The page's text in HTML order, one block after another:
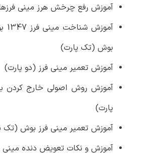
آموزش رفع چرخش هرز مینی
بوش (تک پارت)
آموزش تعمیر مینی فرز (دو پارت)
آموزش روش اصولی خارج کردن
پارت)
آموزش تعمیر مینی فرز بوش (تک
آموزش و نکات تعویض دنده مینی